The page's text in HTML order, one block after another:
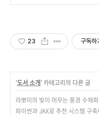
23 구독하
'도서 소개' 카테고리의 다른 글
라뽀미의 빛이 머무는 풍경 수채
파이썬과 JAX로 추천 시스템 구축